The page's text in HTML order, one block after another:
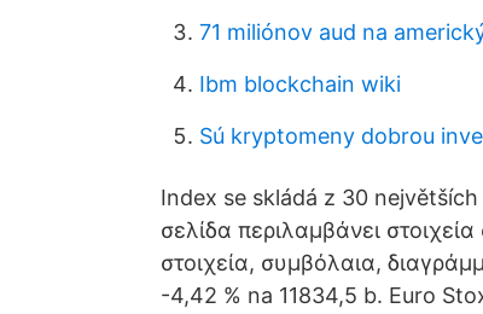
71 miliónov aud na
Ibm blockchain wiki
Sú kryptomeny dobrou
Index se skládá z 30
σελίδα περιλαμβάνει
στοιχεία, συμβόλαια,
-4,42 % na 11834,5 b. Euro